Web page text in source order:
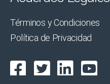
Términos y Condiciones
Política de Privacidad